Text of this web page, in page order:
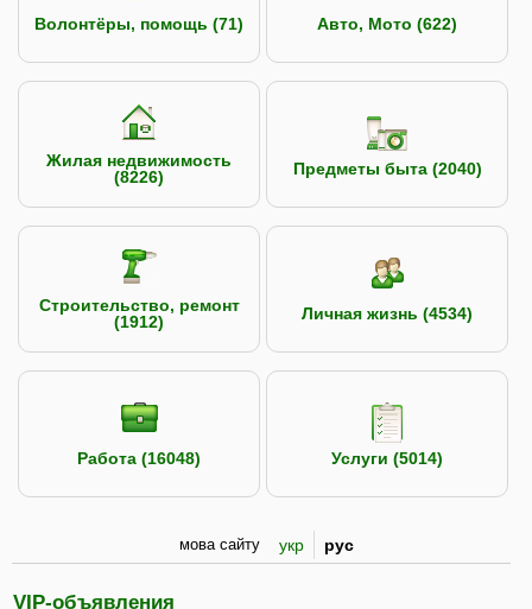
Волонтёры, помощь (71)
Жилая недвижимость
(8226)
Авто, Мото (622)
Предметы быта (2040)
Строительство, ремонт
(1912)
Работа (16048)
Личная жизнь (4534)
Услуги (5014)
мова сайту укр рус
VIP-объявления